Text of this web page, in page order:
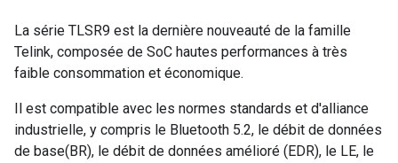
La série TLSR9 est la dernière nouveauté de la famille
Telink, composée de SoC hautes performances à très
faible consommation et économique.
Il est compatible avec les normes standards et d'alliance
industrielle, y compris le Bluetooth 5.2, le débit de données
de base(BR), le débit de données amélioré (EDR), le LE, le